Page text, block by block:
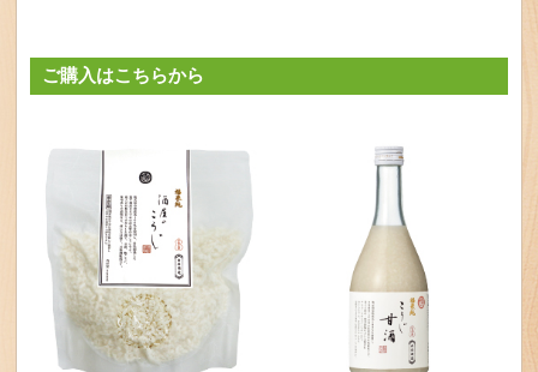
ご購入はこちらから